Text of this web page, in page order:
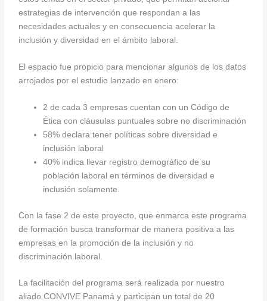
estrategias de intervención que respondan a las
necesidades actuales y en consecuencia acelerar la
inclusión y diversidad en el ámbito laboral.
El espacio fue propicio para mencionar algunos de los datos
arrojados por el estudio lanzado en enero:
2 de cada 3 empresas cuentan con un Código de
Ética con cláusulas puntuales sobre no discriminación
58% declara tener políticas sobre diversidad e
inclusión laboral
40% indica llevar registro demográfico de su
población laboral en términos de diversidad e
inclusión solamente.
Con la fase 2 de este proyecto, que enmarca este programa
de formación busca transformar de manera positiva a las
empresas en la promoción de la inclusión y no
discriminación laboral.
La facilitación del programa será realizada por nuestro
aliado CONVIVE Panamá y participan un total de 20